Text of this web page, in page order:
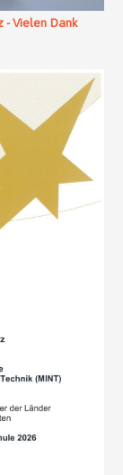
- Vielen Dank